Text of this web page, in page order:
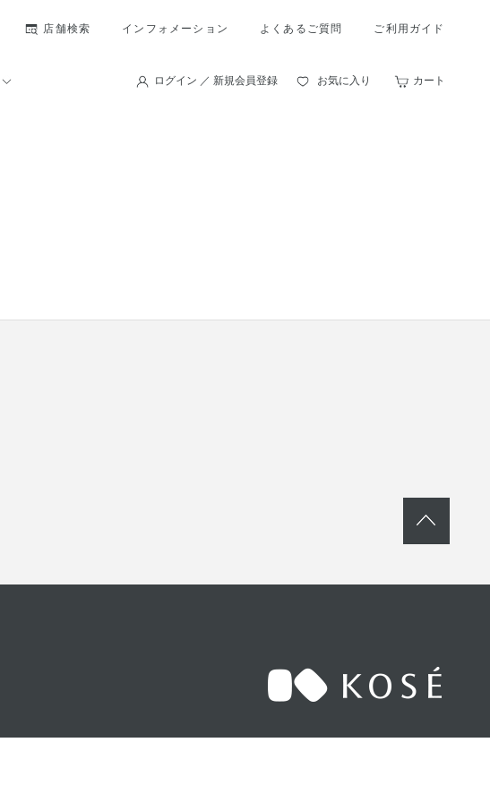
店舗検索 インフォメーション よくあるご質問 ご利用ガイド
ログイン ／ 新規会員登録 お気に入り カート